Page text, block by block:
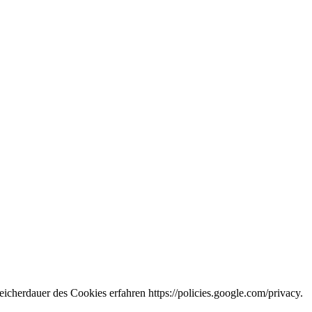
des Cookies erfahren https://policies.google.com/privacy.